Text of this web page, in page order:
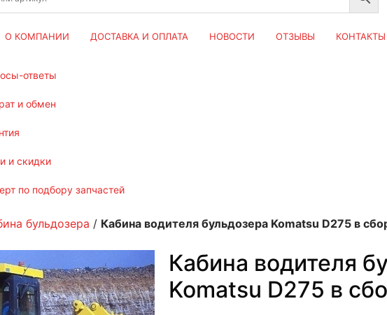
О КОМПАНИИ ДОСТАВКА И ОПЛАТА НОВОСТИ ОТЗЫВЫ
КОНТАКТЫ
ответы
и обмен
и скидки
по подбору запчастей
бульдозера / Кабина водителя бульдозера Komatsu D275 в
Кабина водителя
Komatsu D275 в